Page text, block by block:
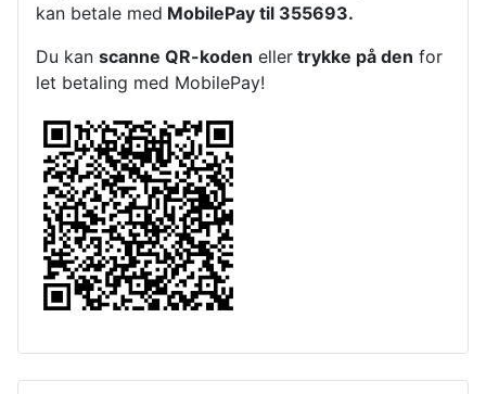
kan betale med MobilePay til 355693.
Du kan scanne QR-koden eller trykke på den for
let betaling med MobilePay!